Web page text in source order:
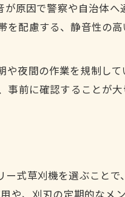
術
原因で警察や自治体へ
配慮する、静音性の
夜間の作業を規制して
前に確認することが
式草刈機を選ぶことで